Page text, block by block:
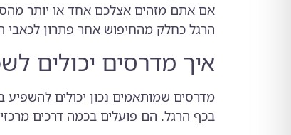
אם אתם מזהים אצלכם אחד או יותר
הרגל כחלק מהחיפוש אחר פתרון לכאבי
איך מדרסים יכולים
מדרסים שמותאמים נכון יכולים להשפיע
בכף הרגל. הם פועלים בכמה דרכים